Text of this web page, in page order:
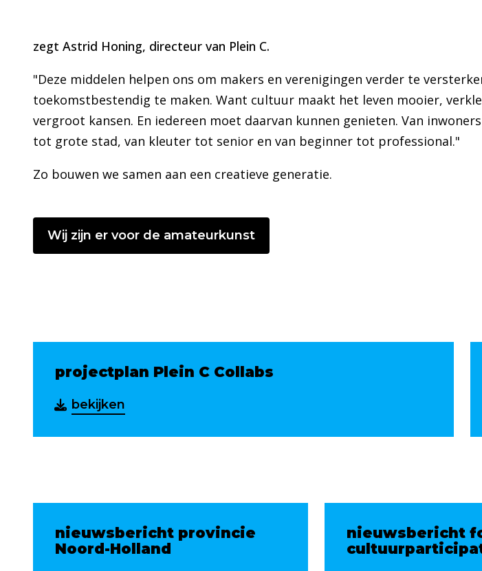
zegt Astrid Honing, directeur van Plein C.
"Deze middelen helpen ons om makers en verenigingen verder te
toekomstbestendig te maken. Want cultuur maakt het leven mooier,
vergroot kansen. En iedereen moet daarvan kunnen genieten. Van
tot grote stad, van kleuter tot senior en van beginner tot professional."
Zo bouwen we samen aan een creatieve generatie.
Wij zijn er voor de amateurkunst
projectplan Plein C Collabs
bekijken
nieuwsbericht provincie
Noord-Holland
nieuwsbericht